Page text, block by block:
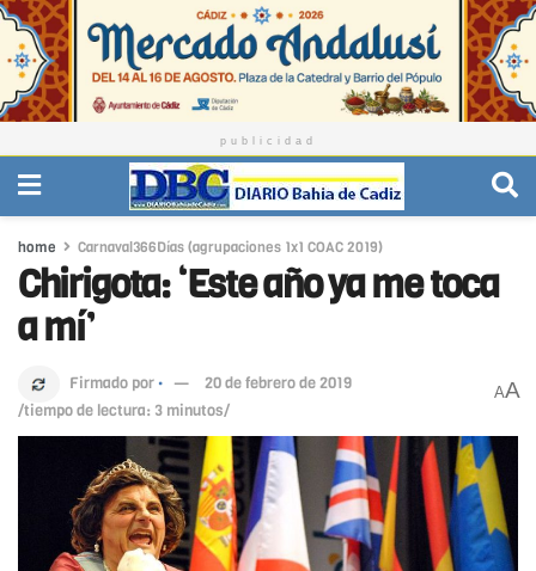
publicidad
home Carnaval366Días (agrupaciones 1x1 COAC 2019)
Chirigota: ‘Este año ya me toca
a mí’
Firmado por ·
20 de febrero de 2019
/tiempo de lectura: 3 minutos/
AA